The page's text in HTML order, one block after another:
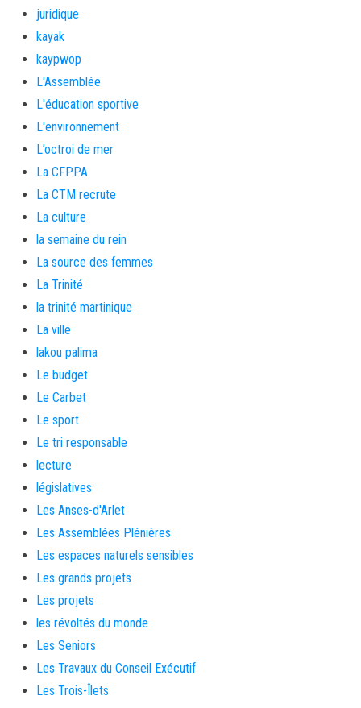
juridique
kayak
kaypwop
L'Assemblée
L'éducation sportive
L'environnement
L’octroi de mer
La CFPPA
La CTM recrute
La culture
la semaine du rein
La source des femmes
La Trinité
la trinité martinique
La ville
lakou palima
Le budget
Le Carbet
Le sport
Le tri responsable
lecture
législatives
Les Anses-d'Arlet
Les Assemblées Plénières
Les espaces naturels sensibles
Les grands projets
Les projets
les révoltés du monde
Les Seniors
Les Travaux du Conseil Exécutif
Les Trois-Îlets